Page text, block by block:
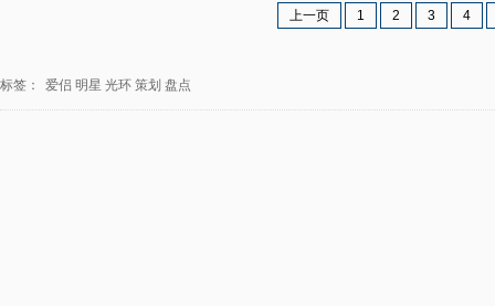
上一页 1 2 3 4
标签： 爱侣 明星 光环 策划 盘点